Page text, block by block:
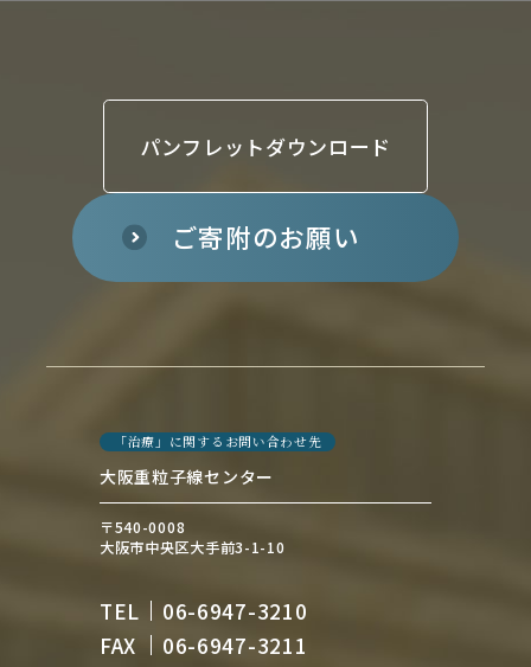
パンフレットダウンロード
ご寄附のお願い
「治療」に関するお問い合わせ先
大阪重粒子線センター
〒540-0008
大阪市中央区大手前3-1-10
TEL
06-6947-3210
FAX
06-6947-3211